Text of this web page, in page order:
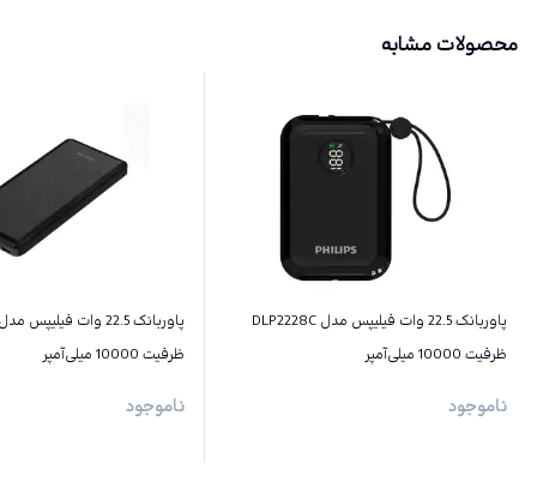
محصولات مشابه
پاوربانک 22.5 وات فیلیپس مدل DLP2228C
ظرفیت 10000 میلی‌آمپر
ناموجود
ظرفیت 10000 میلی‌آمپر
ناموجود